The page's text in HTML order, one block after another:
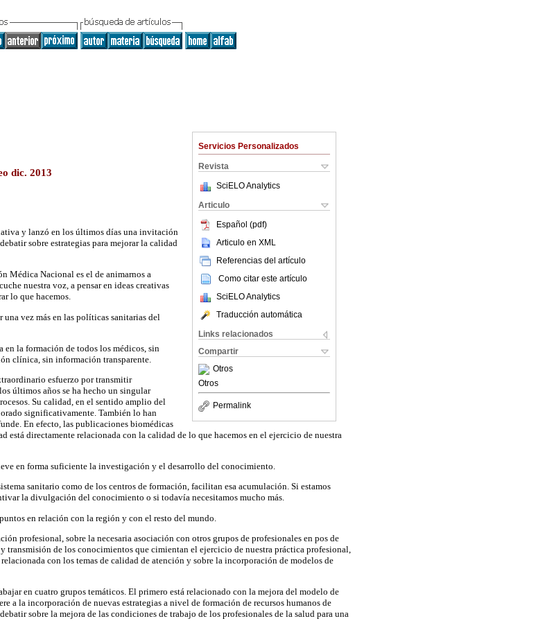
Servicios Personalizados
Revista
SciELO Analytics
Articulo
Español (pdf)
Articulo en XML
Referencias del artículo
Como citar este artículo
SciELO Analytics
Traducción automática
Links relacionados
Compartir
Otros
Otros
Permalink
dic. 2013
y lanzó en los últimos días una invitación
sobre estrategias para mejorar la calidad
Médica Nacional es el de animarnos a
nuestra voz, a pensar en ideas creativas
lo que hacemos.
vez más en las políticas sanitarias del
en la formación de todos los médicos, sin
clínica, sin información transparente.
esfuerzo por transmitir
últimos años se ha hecho un singular
Su calidad, en el sentido amplio del
significativamente. También lo han
En efecto, las publicaciones biomédicas
está directamente relacionada con la calidad de lo que hacemos en el ejercicio de nuestra
en forma suficiente la investigación y el desarrollo del conocimiento.
sanitario como de los centros de formación, facilitan esa acumulación. Si estamos
la divulgación del conocimiento o si todavía necesitamos mucho más.
en relación con la región y con el resto del mundo.
profesional, sobre la necesaria asociación con otros grupos de profesionales en pos de
transmisión de los conocimientos que cimientan el ejercicio de nuestra práctica profesional,
con los temas de calidad de atención y sobre la incorporación de modelos de
en cuatro grupos temáticos. El primero está relacionado con la mejora del modelo de
a la incorporación de nuevas estrategias a nivel de formación de recursos humanos de
sobre la mejora de las condiciones de trabajo de los profesionales de la salud para una